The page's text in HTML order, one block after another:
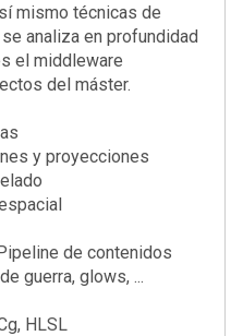
mismo técnicas de
analiza en profundidad
el middleware
del máster.
y proyecciones
de contenidos
guerra, glows, ...
HLSL